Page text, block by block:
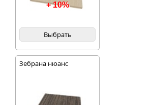
+ 10%
Выбрать
Зебрана нюанс